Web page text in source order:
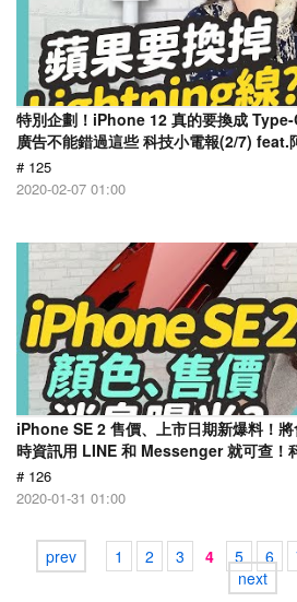
特別企劃！iPhone 12 真的要換成
廣告不能錯過這些 科技小電報(2/7) feat.
# 125
2020-02-07 01:00
iPhone SE 2 售價、上市日期新爆料！
時資訊用 LINE 和 Messenger 就可查！
# 126
2020-01-31 01:00
prev 1 2 3 4 5 6
next